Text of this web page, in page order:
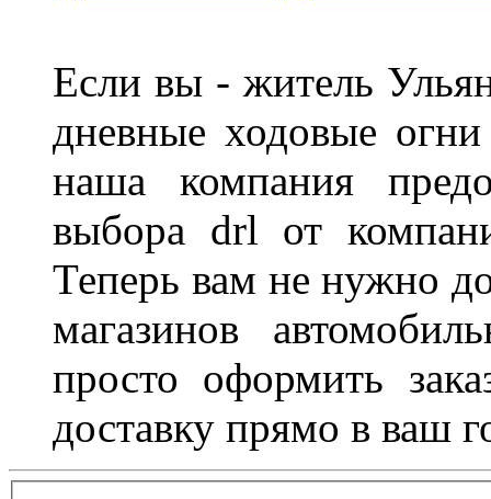
Если вы - житель
дневные ходовые
наша компания
выбора drl от
Теперь вам не нужно
магазинов
просто оформить
доставку прямо в ваш